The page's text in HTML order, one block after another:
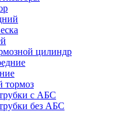
цилиндр
тормоз
с АБС
без АБС